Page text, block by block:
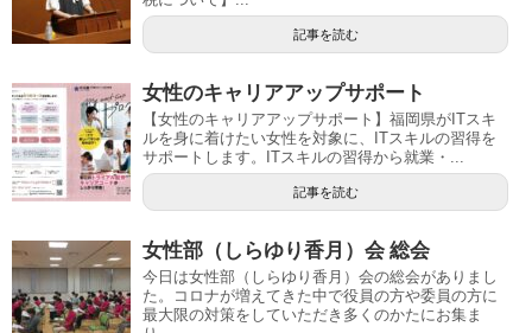
記事を読む
女性のキャリアアップサポート
【女性のキャリアアップサポート】福岡県がITスキ
ルを身に着けたい女性を対象に、ITスキルの習得を
サポートします。ITスキルの習得から就業・...
記事を読む
女性部（しらゆり香月）会 総会
今日は女性部（しらゆり香月）会の総会がありまし
た。コロナが増えてきた中で役員の方や委員の方に
最大限の対策をしていただき多くのかたにお集ま